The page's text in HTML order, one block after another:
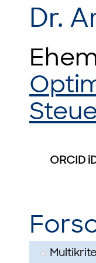
Dr.
ORCID